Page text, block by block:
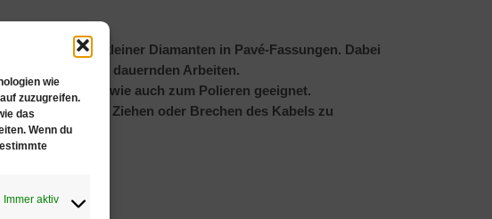
wie
zuzugreifen.
das
Wenn du
Immer aktiv
Einsetzen kleiner Diamanten in Pavé-Fassungen. Dabei
Hand bei länger dauernden Arbeiten.
und Fräser sowie auch zum Polieren geeignet.
um ein Ziehen oder Brechen des Kabels zu